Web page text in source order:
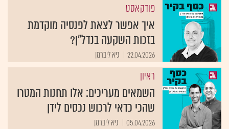
פודקאסט
איך אפשר לצאת לפנסיה מוקדמת
בזכות השקעה בנדל"ן?
22.04.2026 גיא ליברמן
ראיון
השמאים מעריכים: אלו תחנות המטרו
שהכי כדאי לרכוש נכסים לידן
05.04.2026 גיא ליברמן